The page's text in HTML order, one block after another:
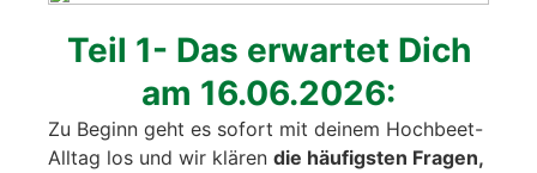
Teil 1- Das erwar­tet Dich
am 16.06.2026:
Zu Beginn geht es sofort mit dei­nem Hoch­beet-
All­tag los und wir klä­ren die häu­figs­ten Fra­gen,